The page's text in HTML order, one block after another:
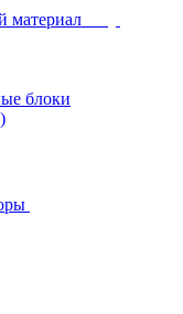
материал
блоки